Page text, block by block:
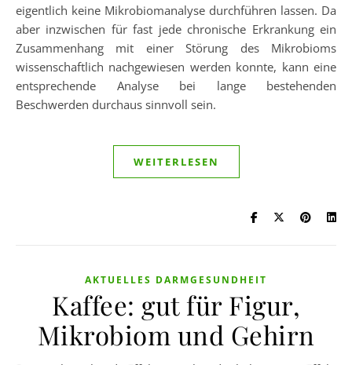
eigentlich keine Mikrobiomanalyse durchführen lassen. Da
aber inzwischen für fast jede chronische Erkrankung ein
Zusammenhang mit einer Störung des Mikrobioms
wissenschaftlich nachgewiesen werden konnte, kann eine
entsprechende Analyse bei lange bestehenden
Beschwerden durchaus sinnvoll sein.
WEITERLESEN
AKTUELLES DARMGESUNDHEIT
Kaffee: gut für Figur,
Mikrobiom und Gehirn